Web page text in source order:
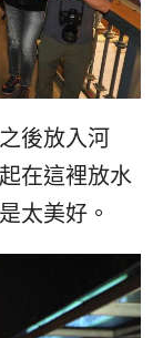
後放入河
在這裡放水
太美好。